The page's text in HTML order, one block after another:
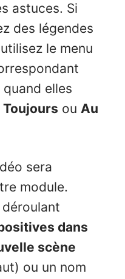
astuces. Si
des légendes
le menu
elles
Toujours ou Au
sera
module.
dans
scène
ou un nom